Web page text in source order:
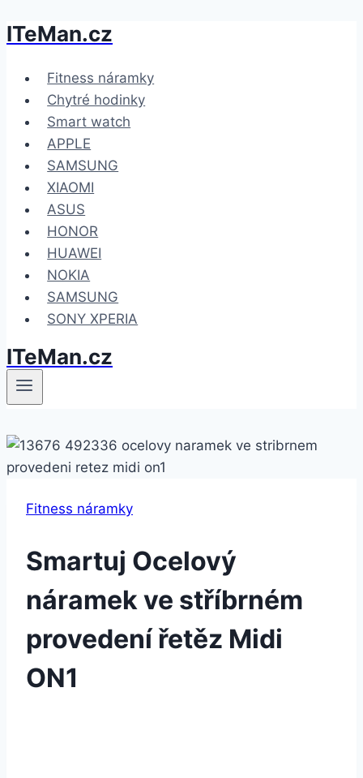
Přeskočit
obsah
ITeMan.cz
Fitness náramky
Chytré hodinky
Smart watch
APPLE
SAMSUNG
XIAOMI
ASUS
HONOR
HUAWEI
NOKIA
SAMSUNG
SONY XPERIA
ITeMan.cz
Fitness náramky
Smartuj Ocelový
náramek ve stříbrném
provedení řetěz Midi
ON1